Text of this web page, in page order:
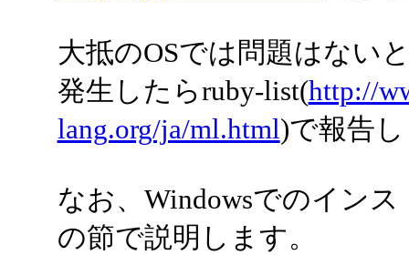
大抵のOSでは問題はない
発生したらruby-list(http://
lang.org/ja/ml.html)で報告
なお、Windowsでのイン
の節で説明します。